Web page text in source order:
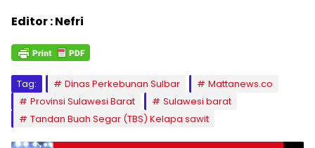
Editor : Nefri
Tag: Dinas Perkebunan Sulbar
Mattanews.co
Provinsi Sulawesi Barat
Sulawesi barat
Tandan Buah Segar (TBS) Kelapa sawit